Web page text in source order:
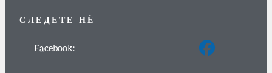
СЛЕДЕТЕ НЀ
Facebook: